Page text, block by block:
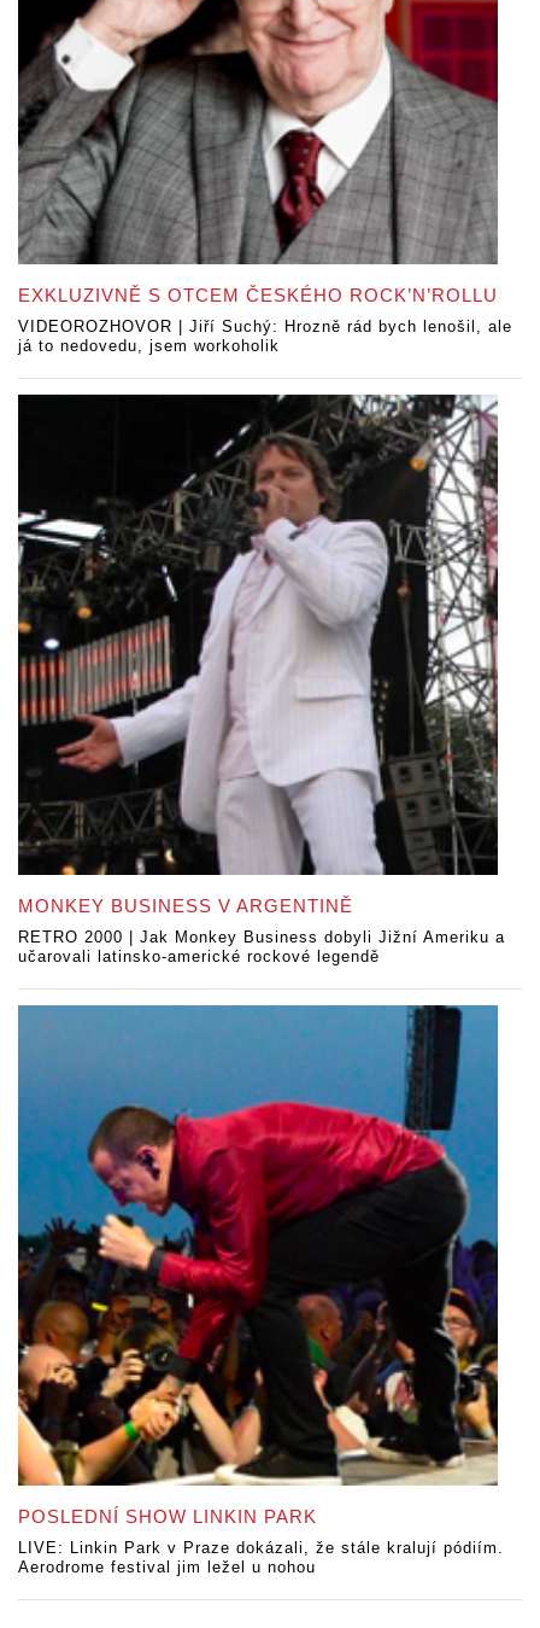
EXKLUZIVNĚ S OTCEM ČESKÉHO ROCK’N’ROLLU
VIDEOROZHOVOR | Jiří Suchý: Hrozně rád bych lenošil, ale
já to nedovedu, jsem workoholik
MONKEY BUSINESS V ARGENTINĚ
RETRO 2000 | Jak Monkey Business dobyli Jižní Ameriku a
učarovali latinsko-americké rockové legendě
POSLEDNÍ SHOW LINKIN PARK
LIVE: Linkin Park v Praze dokázali, že stále kralují pódiím.
Aerodrome festival jim ležel u nohou